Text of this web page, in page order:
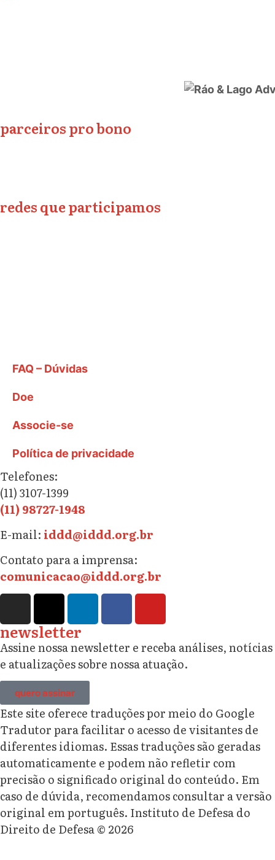
parceiros pro bono
redes que participamos
FAQ – Dúvidas
Doe
Associe-se
Política de privacidade
Telefones:
(11) 3107-1399
(11) 98727-1948
E-mail: iddd@iddd.org.br
Contato para a imprensa:
comunicacao@iddd.org.br
newsletter
Assine nossa newsletter e receba análises, notícias
e atualizações sobre nossa atuação.
quero assinar
Este site oferece traduções por meio do Google
Tradutor para facilitar o acesso de visitantes de
diferentes idiomas. Essas traduções são geradas
automaticamente e podem não refletir com
precisão o significado original do conteúdo. Em
caso de dúvida, recomendamos consultar a versão
original em português. Instituto de Defesa do
Direito de Defesa © 2026